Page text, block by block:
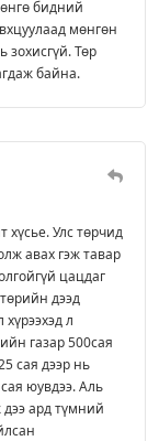
бидний
мөнгөн
зохисгүй. Төр
байна.
Улс төрчид
авах гэж тавар
цацдаг
дээд
л
газар 500сая
сая дээр нь
юувдээ. Аль
дээ ард түмний